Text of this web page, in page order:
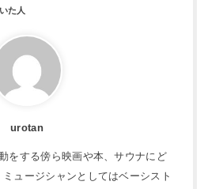
urotan
をする傍ら映画や本、サウナにど
ュージシャンとしてはベーシスト